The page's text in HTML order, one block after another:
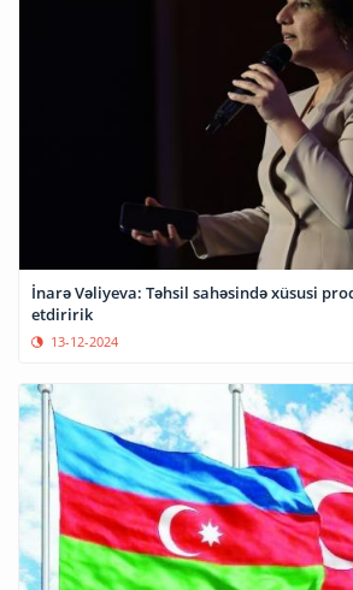
İnarə Vəliyeva: Təhsil sahəsində xüsusi
etdiririk
13-12-2024